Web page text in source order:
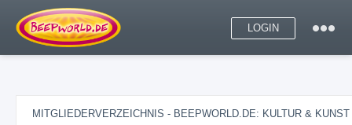
LOGIN
MITGLIEDERVERZEICHNIS - BEEPWORLD.DE: KULTUR &